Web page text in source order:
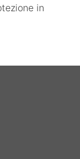
in